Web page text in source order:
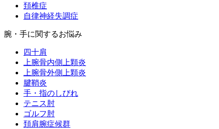
頚椎症
自律神経失調症
腕・手に関するお悩み
四十肩
上腕骨内側上顆炎
上腕骨外側上顆炎
腱鞘炎
手・指のしびれ
テニス肘
ゴルフ肘
頚肩腕症候群